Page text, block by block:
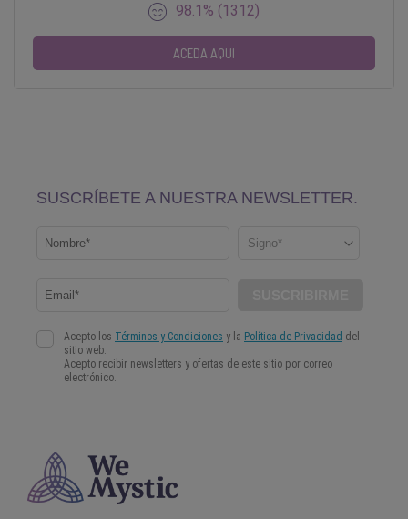
98.1% (1312)
ACEDA AQUI